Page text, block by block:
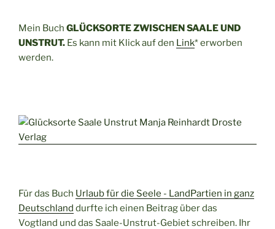
Mein Buch GLÜCKSORTE ZWISCHEN SAALE UND
UNSTRUT. Es kann mit Klick auf den Link* erworben
werden.
Für das Buch Urlaub für die Seele - LandPartien in ganz
Deutschland durfte ich einen Beitrag über das
Vogtland und das Saale-Unstrut-Gebiet schreiben. Ihr